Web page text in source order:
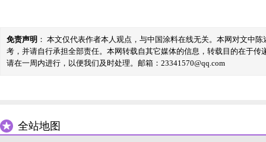
免责声明 ： 本文仅代表作者本人观点，与中国涂料在线无关。本网对文中
考，并请自行承担全部责任。本网转载自其它媒体的信息，转载目的在于
请在一周内进行，以便我们及时处理。邮箱：23341570@qq.com
全站地图